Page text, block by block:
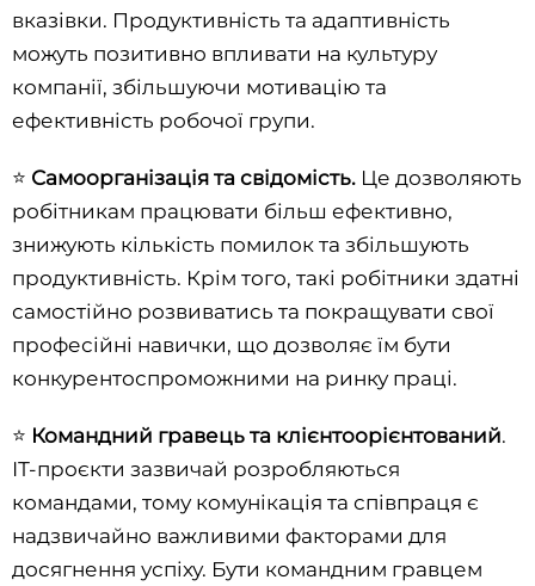
вказівки. Продуктивність та адаптивність
можуть позитивно впливати на культуру
компанії, збільшуючи мотивацію та
ефективність робочої групи.
⭐️ Самоорганізація та свідомість. Це дозволяють
робітникам працювати більш ефективно,
знижують кількість помилок та збільшують
продуктивність. Крім того, такі робітники здатні
самостійно розвиватись та покращувати свої
професійні навички, що дозволяє їм бути
конкурентоспроможними на ринку праці.
⭐️ Командний гравець та клієнтоорієнтований.
ІТ-проєкти зазвичай розробляються
командами, тому комунікація та співпраця є
надзвичайно важливими факторами для
досягнення успіху. Бути командним гравцем